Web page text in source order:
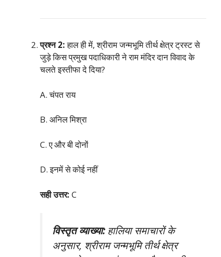
प्रश्न 2:हाल ही में, श्रीराम जन्मभूमि तीर्थ क्षेत्र ट्रस्ट से
जुड़े किस प्रमुख पदाधिकारी ने राम मंदिर दान विवाद के
चलते इस्तीफा दे दिया?
A. चंपत राय
B. अनिल मिश्रा
C. ए और बी दोनों
D. इनमें से कोई नहीं
सही उत्तर: C
विस्तृत व्याख्या:हालिया समाचारों के
अनुसार, श्रीराम जन्मभूमि तीर्थ क्षेत्र